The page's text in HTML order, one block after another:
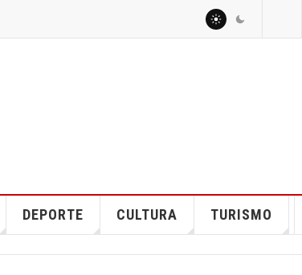
DEPORTE CULTURA TURISMO